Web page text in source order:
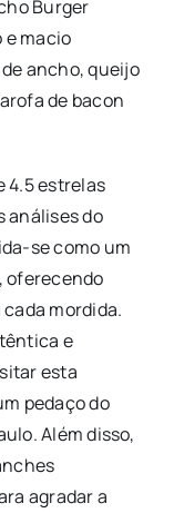
Burger
e macio
ancho, queijo
de bacon
4.5 estrelas
análises do
se como um
oferecendo
mordida.
e
esta
pedaço do
Além disso,
agradar a